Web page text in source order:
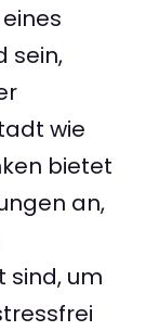
sein,
wie
bietet
an,
um